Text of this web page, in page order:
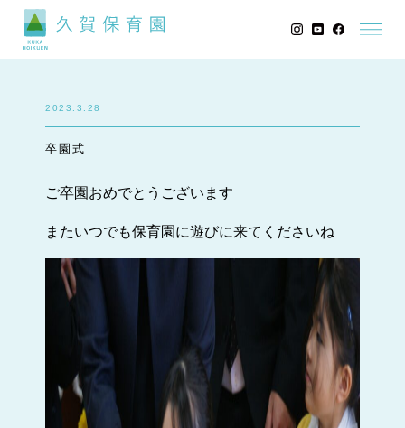
2023.3.28
卒園式
ご卒園おめでとうございます
またいつでも保育園に遊びに来てくださいね